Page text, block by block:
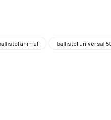
animal ballistol universal